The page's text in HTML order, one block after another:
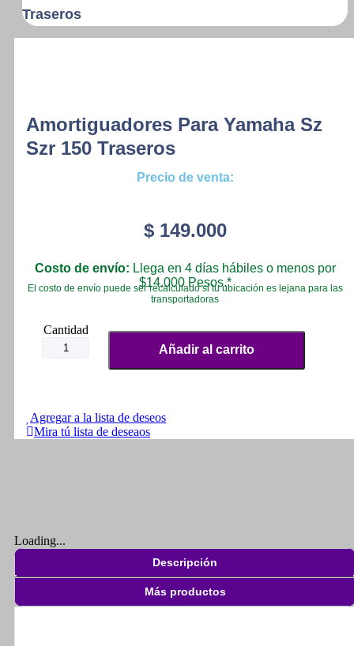
Traseros
Amortiguadores Para Yamaha Sz
Szr 150 Traseros
Precio de venta:
$149.000
Costo de envío: Llega en 4 días hábiles o menos por
$14.000 Pesos.*
El costo de envío puede ser recalculado si tu ubicación es lejana para las
transportadoras
Amortiguadores
Traseros
cantidad
Añadir al carrito
Agregar a la lista de deseos
Mira tú lista de deseaos
Loading...
Descripción
Más productos